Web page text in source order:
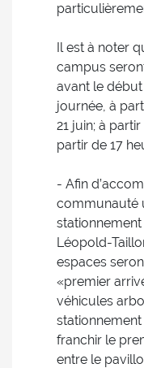
Il est à noter
campus
avant le
journée, à
21 juin; à
partir de 17
- Afin
communauté
Léopold-
espaces
«premier
véhicules
franchir le
entre le